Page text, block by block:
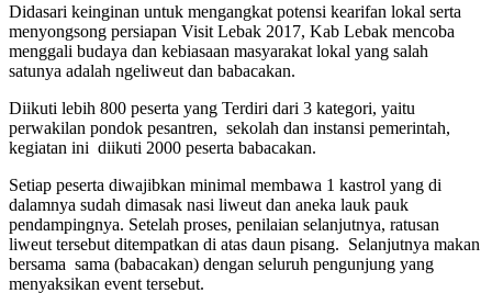
Didasari keinginan untuk mengangkat potensi kearifan lokal serta
menyongsong persiapan Visit Lebak 2017, Kab Lebak mencoba
menggali budaya dan kebiasaan masyarakat lokal yang salah
satunya adalah ngeliweut dan babacakan.
Diikuti lebih 800 peserta yang Terdiri dari 3 kategori, yaitu
perwakilan pondok pesantren, sekolah dan instansi pemerintah,
kegiatan ini diikuti 2000 peserta babacakan.
Setiap peserta diwajibkan minimal membawa 1 kastrol yang di
dalamnya sudah dimasak nasi liweut dan aneka lauk pauk
pendampingnya. Setelah proses, penilaian selanjutnya, ratusan
liweut tersebut ditempatkan di atas daun pisang. Selanjutnya makan
bersama sama (babacakan) dengan seluruh pengunjung yang
menyaksikan event tersebut.